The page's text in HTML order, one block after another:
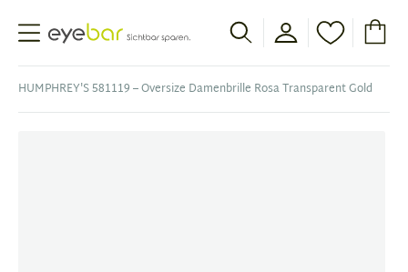
Abele Optic
HUMPHREY'S 581119 – Oversize Damenbrille Rosa Transparent Gold